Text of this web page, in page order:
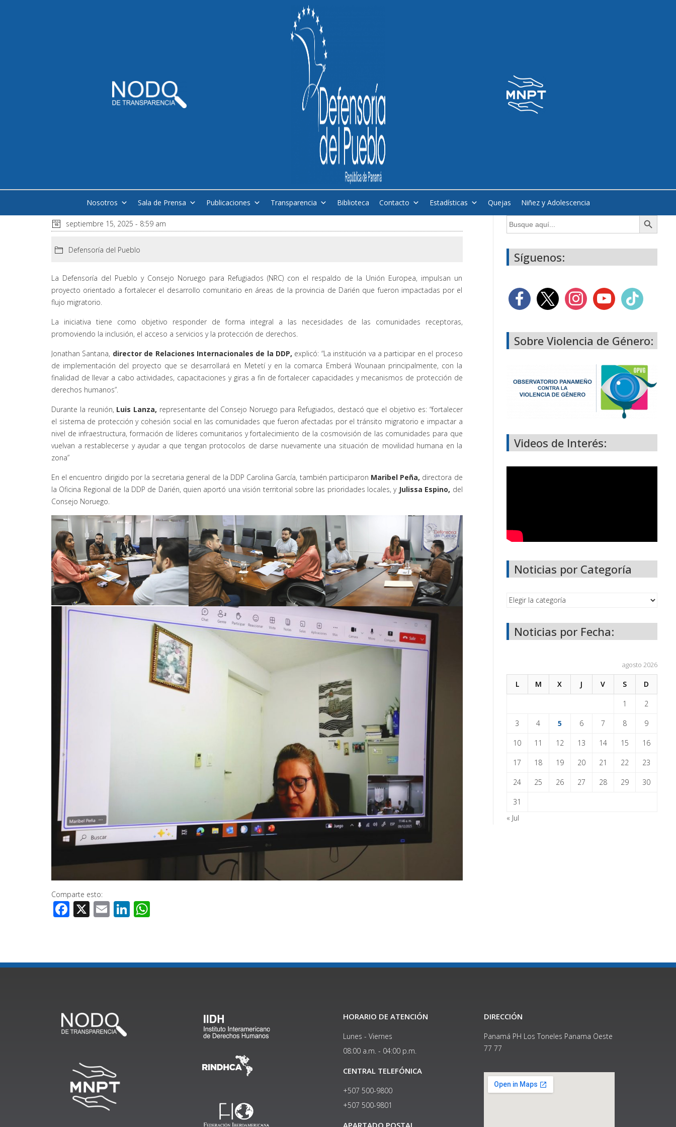
Nosotros Sala de Prensa Publicaciones Transparencia Biblioteca Contacto Estadísticas Quejas Niñez y Adolescencia
septiembre 15, 2025 - 8:59 am
Defensoría del Pueblo
La Defensoría del Pueblo y Consejo Noruego para Refugiados (NRC) con el respaldo de la Unión Europea, impulsan un
proyecto orientado a fortalecer el desarrollo comunitario en áreas de la provincia de Darién que fueron impactadas por el
flujo migratorio.
La iniciativa tiene como objetivo responder de forma integral a las necesidades de las comunidades receptoras,
promoviendo la inclusión, el acceso a servicios y la protección de derechos.
Jonathan Santana, director de Relaciones Internacionales de la DDP, explicó: “La institución va a participar en el proceso
de implementación del proyecto que se desarrollará en Metetí y en la comarca Emberá Wounaan principalmente, con la
finalidad de llevar a cabo actividades, capacitaciones y giras a fin de fortalecer capacidades y mecanismos de protección de
derechos humanos”.
Durante la reunión, Luis Lanza, representante del Consejo Noruego para Refugiados, destacó que el objetivo es: “fortalecer
el sistema de protección y cohesión social en las comunidades que fueron afectadas por el tránsito migratorio e impactar a
nivel de infraestructura, formación de líderes comunitarios y fortalecimiento de la cosmovisión de las comunidades para que
vuelvan a restablecerse y ayudar a que tengan protocolos de darse nuevamente una situación de movilidad humana en la
zona”
En el encuentro dirigido por la secretaria general de la DDP Carolina García, también participaron Maribel Peña, directora de
la Oficina Regional de la DDP de Darién, quien aportó una visión territorial sobre las prioridades locales, y Julissa Espino, del
Consejo Noruego.
Comparte esto:
Facebook
X EmailLinkedIn
Buscar: Botón de búsqueda
Síguenos:
Sobre Violencia de Género:
Videos de Interés:
Noticias por Categoría
Noticias por Fecha:
agosto 2026
L M X J V S D
1 2
3 4 5 6 7 8 9
10 11 12 13 14 15 16
17 18 19 20 21 22 23
24 25 26 27 28 29 30
31
« Jul
HORARIO DE ATENCIÓN
Lunes - Viernes
08:00 a.m. - 04:00 p.m.
CENTRAL TELEFÓNICA
+507 500-9800
+507 500-9801​
APARTADO POSTAL
DIRECCIÓN
Panamá PH Los Toneles Panama Oeste
77 77